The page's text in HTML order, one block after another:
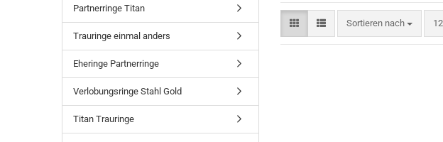
Sortieren nach
Sortieren nach
Partnerringe Titan
Trauringe einmal anders
Eheringe Partnerringe
Verlobungsringe Stahl Gold
Titan Trauringe